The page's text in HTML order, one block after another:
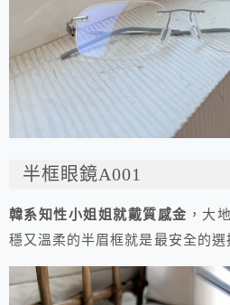
半框眼鏡A001
韓系知性小姐姐就戴質感金 ，大
穩又溫柔的半眉框就是最安全的選